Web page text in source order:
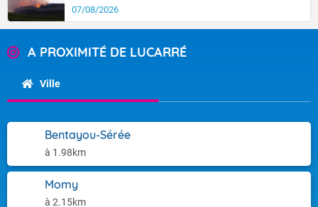
07/08/2026
A PROXIMITÉ DE LUCARRÉ
Ville
Bentayou-Sérée
à 1.98km
Momy
à 2.15km